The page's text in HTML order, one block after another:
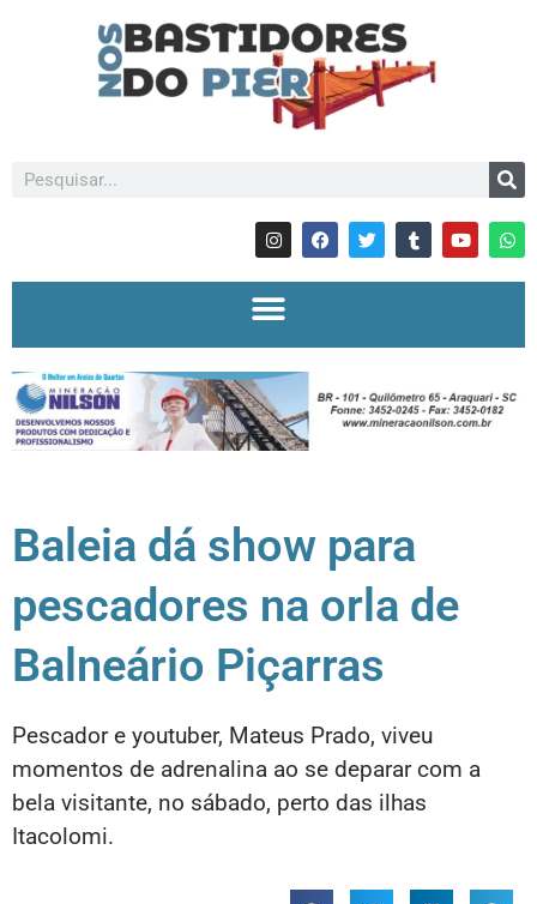
Baleia dá show para
pescadores na orla de
Balneário Piçarras
Pescador e youtuber, Mateus Prado, viveu
momentos de adrenalina ao se deparar com a
bela visitante, no sábado, perto das ilhas
Itacolomi.